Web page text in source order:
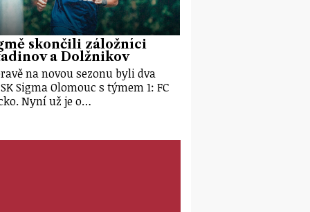
skončili záložníci
a Dolžnikov
na novou sezonu byli dva
Sigma Olomouc s týmem 1: FC
Nyní už je o…